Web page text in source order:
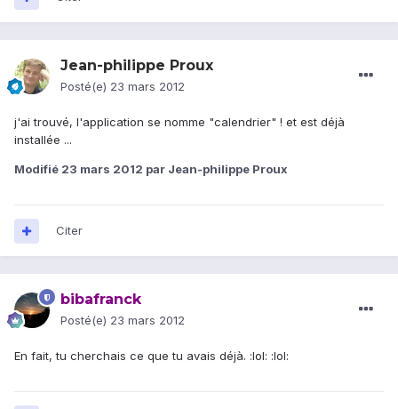
Jean-philippe Proux
Posté(e) 23 mars 2012
j'ai trouvé, l'application se nomme "calendrier" ! et est déjà
installée ...
Modifié 23 mars 2012 par Jean-philippe Proux
Citer
bibafranck
Posté(e) 23 mars 2012
En fait, tu cherchais ce que tu avais déjà. :lol: :lol: